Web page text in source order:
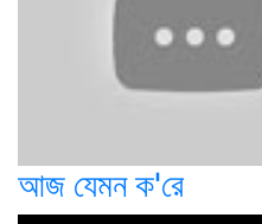
আজ যেমন ক'রে